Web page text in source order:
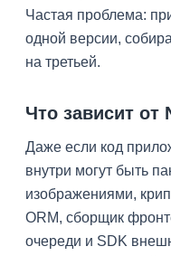
Частая проблема:
одной версии,
на третьей.
Что зависит
Даже если код
внутри могут быть
изображениями,
ORM, сборщик
очереди и SDK